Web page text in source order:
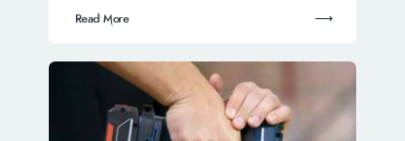
Read More